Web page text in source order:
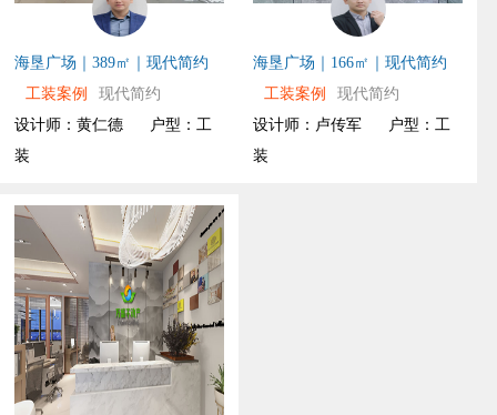
海垦广场｜389㎡｜现代简约
工装案例
现代简约
设计师：黄仁德
户型：工
装
海垦广场｜166㎡｜现代简约
工装案例
现代简约
设计师：卢传军
户型：工
装